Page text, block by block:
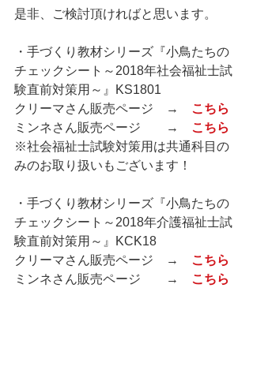
是非、ご検討頂ければと思います。
・手づくり教材シリーズ『小鳥たちの
チェックシート～2018年社会福祉士試
験直前対策用～』KS1801
クリーマさん販売ページ　→
こちら
ミンネさん販売ページ　　→
こちら
※社会福祉士試験対策用は共通科目の
みのお取り扱いもございます！
・手づくり教材シリーズ『小鳥たちの
チェックシート～2018年介護福祉士試
験直前対策用～』KCK18
クリーマさん販売ページ　→
こちら
ミンネさん販売ページ　　→
こちら